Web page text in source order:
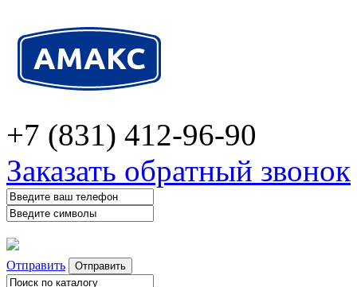
+7 (831) 412-96-90
Заказать обратный звонок
Отправить